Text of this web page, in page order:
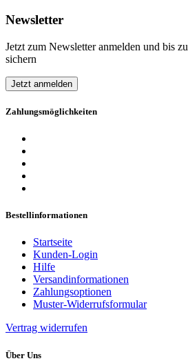
Newsletter
Jetzt zum Newsletter anmelden und bis zu
sichern
Jetzt anmelden
Zahlungsmöglichkeiten
Bestellinformationen
Startseite
Kunden-Login
Hilfe
Versandinformationen
Zahlungsoptionen
Muster-Widerrufsformular
Vertrag widerrufen
Über Uns